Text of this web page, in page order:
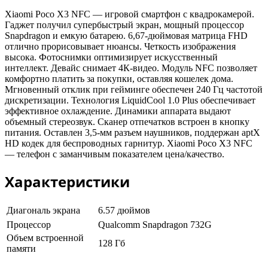
Xiaomi Poco X3 NFC — игровой смартфон с квадрокамерой.
Гаджет получил супербыстрый экран, мощный процессор
Snapdragon и емкую батарею. 6,67-дюймовая матрица FHD
отлично прорисовывает нюансы. Четкость изображения
высока. Фотоснимки оптимизирует искусственный
интеллект. Девайс снимает 4К-видео. Модуль NFC позволяет
комфортно платить за покупки, оставляя кошелек дома.
Мгновенный отклик при гейминге обеспечен 240 Гц частотой
дискретизации. Технология LiquidCool 1.0 Plus обеспечивает
эффективное охлаждение. Динамики аппарата выдают
объемный стереозвук. Сканер отпечатков встроен в кнопку
питания. Оставлен 3,5-мм разъем наушников, поддержан aptX
HD кодек для беспроводных гарнитур. Xiaomi Poco X3 NFC
— телефон с заманчивым показателем цена/качество.
Характеристики
Диагональ экрана
6.57 дюймов
Процессор
Qualcomm Snapdragon 732G
Объем встроенной
памяти
128 Гб